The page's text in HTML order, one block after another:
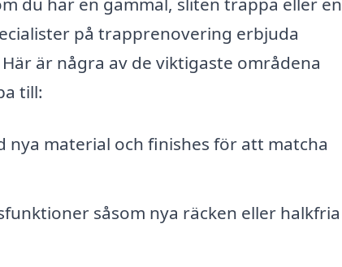
på trapprenovering erbjuda
är några av de viktigaste områdena
till:
nya material och finishes för att matcha
såsom nya räcken eller halkfria